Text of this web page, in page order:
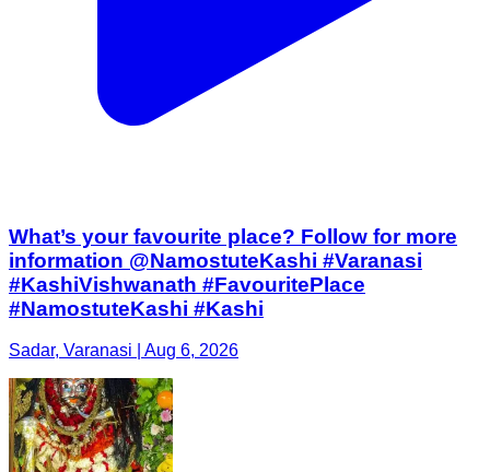
What’s your favourite place? Follow for more
information @NamostuteKashi #Varanasi
#KashiVishwanath #FavouritePlace
#NamostuteKashi #Kashi
Sadar, Varanasi | Aug 6, 2026